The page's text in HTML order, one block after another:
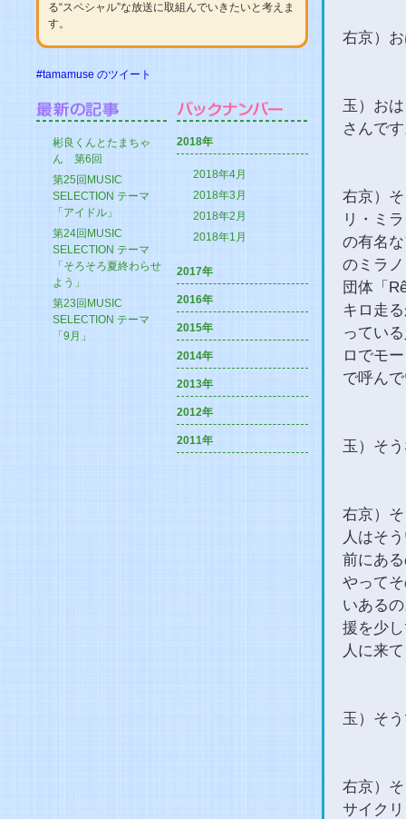
る“スペシャル”な放送に取組んでいきたいと考えま
す。
#tamamuse のツイート
彬良くんとたまちゃ
ん 第6回
第25回MUSIC
SELECTION テーマ
「アイドル」
第24回MUSIC
SELECTION テーマ
「そろそろ夏終わらせ
よう」
第23回MUSIC
SELECTION テーマ
「9月」
2018年
2018年4月
2018年3月
2018年2月
2018年1月
2017年
2016年
2015年
2014年
2013年
2012年
2011年
右京）
玉）お
さんで
右京）
リ・ミ
の有名
のミラ
団体「
キロ走
ってい
ロでモ
で呼ん
玉）そ
右京）
人はそ
前にあ
やって
いある
援を少
人に来
玉）そ
右京）
サイク